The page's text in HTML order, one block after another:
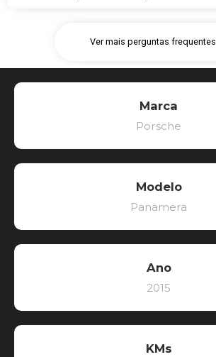
Ver mais perguntas frequentes
Marca
Porsche
Modelo
Panamera
Ano
2015
KMs